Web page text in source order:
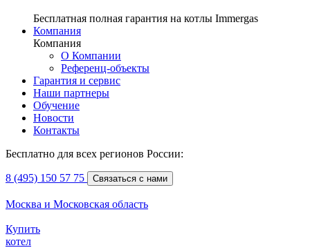
Бесплатная полная гарантия на котлы Immergas
Компания
Компания
О Компании
Референц-объекты
Гарантия и сервис
Наши партнеры
Обучение
Новости
Контакты
Бесплатно для всех регионов России:
8 (495) 150 57 75 Связаться с нами
Москва и Московская область
Купить
котел